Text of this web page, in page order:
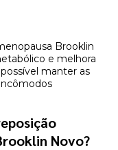
Brooklin
e melhora
manter as
Novo?